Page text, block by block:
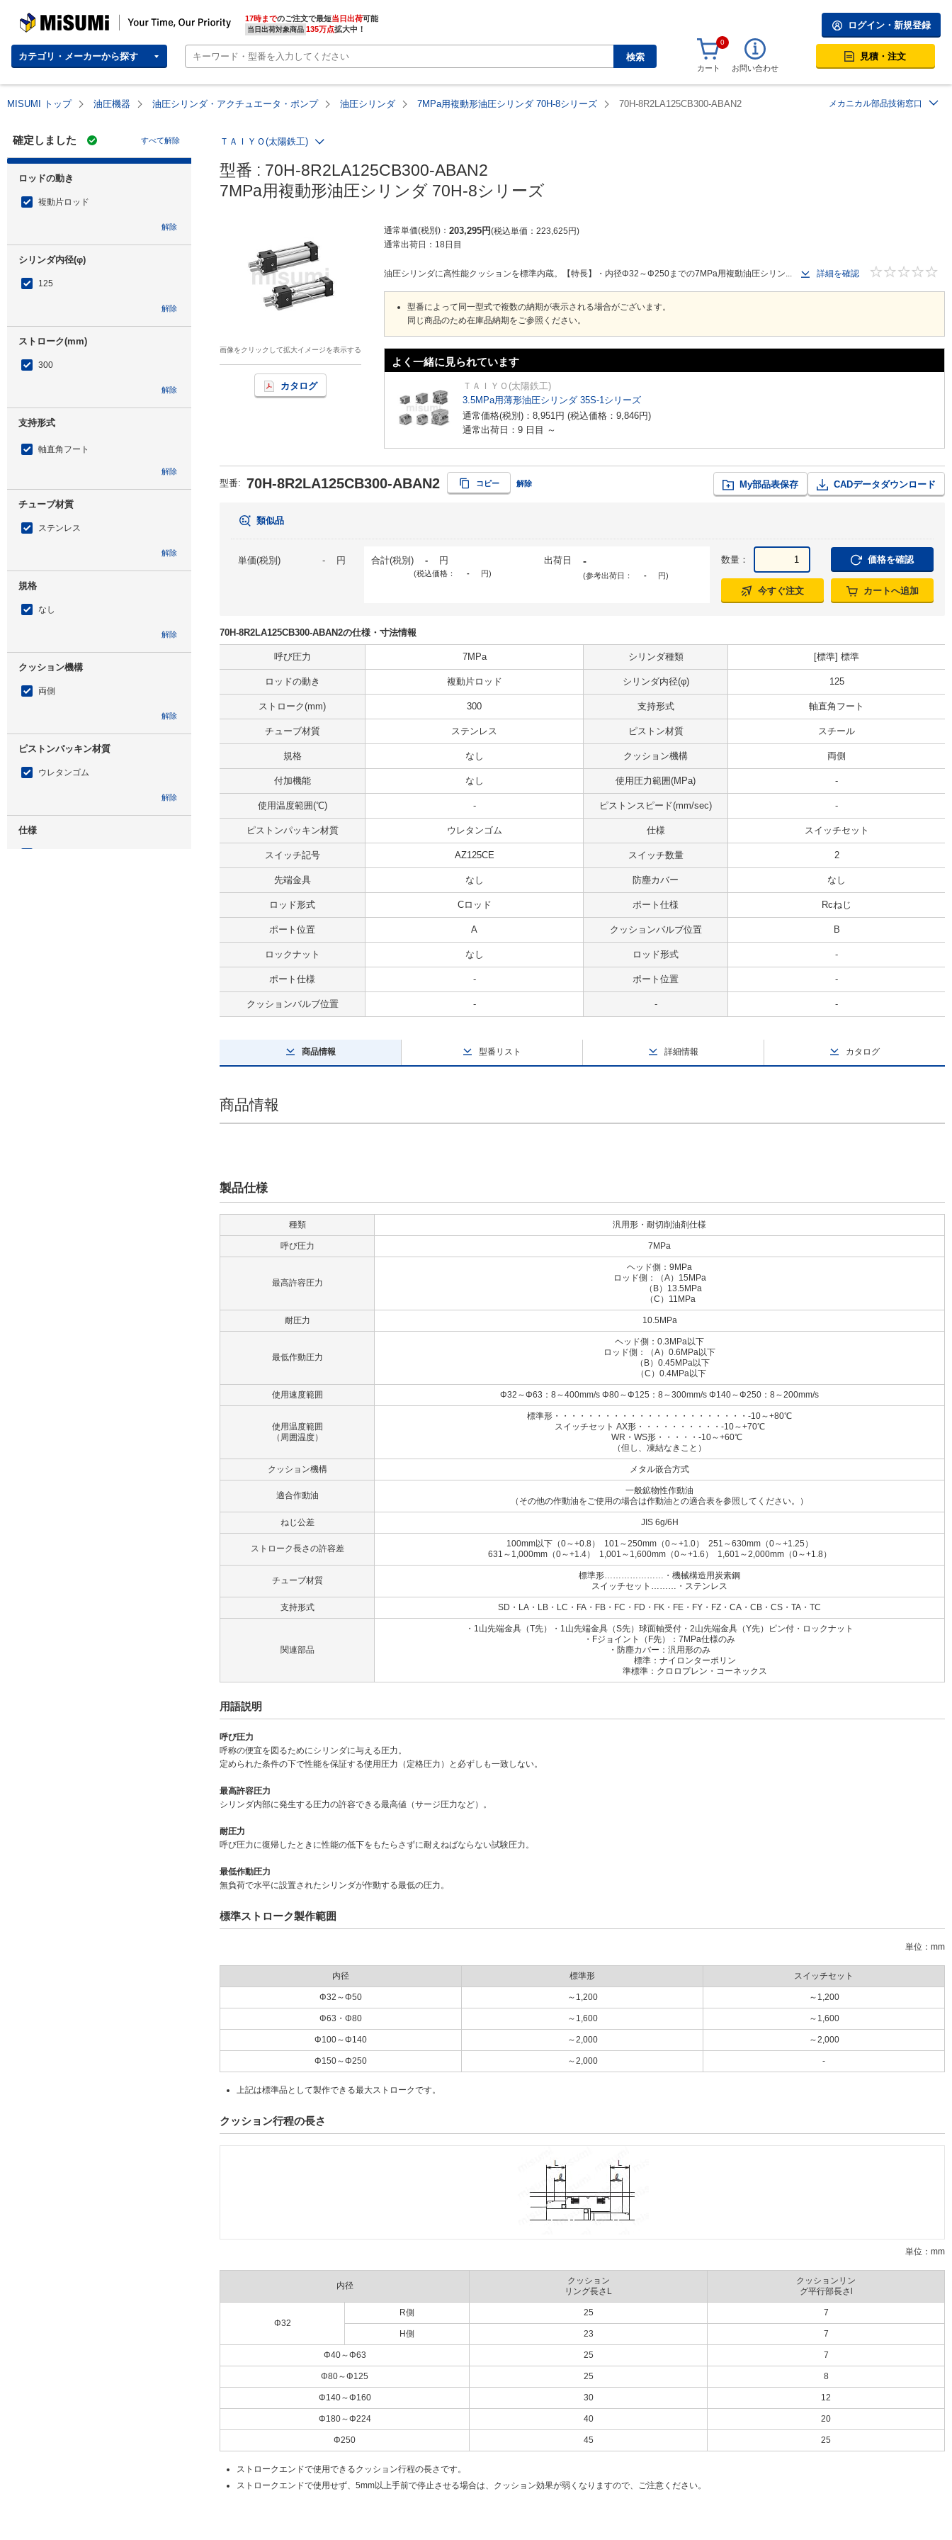
MISUMI | Your Time, Our Priority 17時までのご注文で最短当日出荷
当日出荷対象商品 135万点拡大中！
カテゴリ・メーカーから探す 検索
ログイン・新規登録
0
カート お問い合わせ
見積・注文
MISUMI トップ 油圧機器 油圧シリンダ・アクチュエータ・ポンプ 油圧シリンダ 7MPa用複動形油圧シリンダ 70H-8シリーズ 70H-8R2LA125CB300-ABAN2 メカニカル部品技術窓口
確定しました すべて解除
ロッドの動き
複動片ロッド
解除
シリンダ内径(φ)
125
解除
ストローク(mm)
300
解除
支持形式
軸直角フート
解除
チューブ材質
ステンレス
解除
規格
なし
解除
クッション機構
両側
解除
ピストンパッキン材質
ウレタンゴム
解除
仕様
ＴＡＩＹＯ(太陽鉄工)
型番 : 70H-8R2LA125CB300-ABAN2
7MPa用複動形油圧シリンダ 70H-8シリーズ
画像をクリックして拡大イメージを表示する
カタログ
通常単価(税別) 203,295円 税込単価 223,625円
通常出荷日： 18日目
油圧シリンダに高性能クッションを標準内蔵。【特長】・内径Φ32～Φ250までの7MPa用複動油圧シリン... 詳細を確認
型番によって同一型式で複数の納期が表示される場合がございます。
同じ商品のため在庫品納期をご参照ください。
よく一緒に見られています
ＴＡＩＹＯ(太陽鉄工)
3.5MPa用薄形油圧シリンダ 35S-1シリーズ
通常価格(税別)： 8,951円 (税込価格： 9,846円)
通常出荷日：9 日目 ～
型番: 70H-8R2LA125CB300-ABAN2 コピー 解除 My部品表保存 CADデータダウンロード
類似品
単価(税別) - 円 合計(税別) - 円
(税込価格： - 円)
出荷日 -
(参考出荷日： - 円)
数量： 価格を確認
今すぐ注文 カートへ追加
70H-8R2LA125CB300-ABAN2の仕様・寸法情報
呼び圧力 7MPa シリンダ種類 [標準] 標準
ロッドの動き 複動片ロッド シリンダ内径(φ) 125
ストローク(mm) 300 支持形式 軸直角フート
チューブ材質 ステンレス ピストン材質 スチール
規格 なし クッション機構 両側
付加機能 なし 使用圧力範囲(MPa) -
使用温度範囲(℃) - ピストンスピード(mm/sec) -
ピストンパッキン材質 ウレタンゴム 仕様 スイッチセット
スイッチ記号 AZ125CE スイッチ数量 2
先端金具 なし 防塵カバー なし
ロッド形式 Cロッド ポート仕様 Rcねじ
ポート位置 A クッションバルブ位置 B
ロックナット なし ロッド形式 -
ポート仕様 - ポート位置 -
クッションバルブ位置 - - -
商品情報 型番リスト 詳細情報 カタログ
商品情報
製品仕様
種類 汎用形・耐切削油剤仕様
呼び圧力 7MPa
最高許容圧力
ヘッド側：9MPa
ロッド側：（A）15MPa
（B）13.5MPa
（C）11MPa
耐圧力 10.5MPa
最低作動圧力
ヘッド側：0.3MPa以下
ロッド側：（A）0.6MPa以下
（B）0.45MPa以下
（C）0.4MPa以下
使用速度範囲 Φ32～Φ63：8～400mm/s Φ80～Φ125：8～300mm/s Φ140～Φ250：8～200mm/s
使用温度範囲
（周囲温度）
標準形・・・・・・・・・・・・・・・・・・・・・・・-10～+80℃
スイッチセット AX形・・・・・・・・・・-10～+70℃
WR・WS形・・・・・-10～+60℃
（但し、凍結なきこと）
クッション機構 メタル嵌合方式
適合作動油
一般鉱物性作動油
（その他の作動油をご使用の場合は作動油との適合表を参照してください。）
ねじ公差 JIS 6g/6H
ストローク長さの許容差
100mm以下（0～+0.8） 101～250mm（0～+1.0） 251～630mm（0～+1.25）
631～1,000mm（0～+1.4） 1,001～1,600mm（0～+1.6） 1,601～2,000mm（0～+1.8）
チューブ材質
標準形…………………・機械構造用炭素鋼
スイッチセット………・ステンレス
支持形式 SD・LA・LB・LC・FA・FB・FC・FD・FK・FE・FY・FZ・CA・CB・CS・TA・TC
関連部品
・1山先端金具（T先）・1山先端金具（S先）球面軸受付・2山先端金具（Y先）ピン付・ロックナット
・Fジョイント（F先）：7MPa仕様のみ
・防塵カバー：汎用形のみ
標準：ナイロンターポリン
準標準：クロロプレン・コーネックス
用語説明
呼び圧力
呼称の便宜を図るためにシリンダに与える圧力。
定められた条件の下で性能を保証する使用圧力（定格圧力）と必ずしも一致しない。
最高許容圧力
シリンダ内部に発生する圧力の許容できる最高値（サージ圧力など）。
耐圧力
呼び圧力に復帰したときに性能の低下をもたらさずに耐えねばならない試験圧力。
最低作動圧力
無負荷で水平に設置されたシリンダが作動する最低の圧力。
標準ストローク製作範囲
単位：mm
内径 標準形 スイッチセット
Φ32～Φ50 ～1,200 ～1,200
Φ63・Φ80 ～1,600 ～1,600
Φ100～Φ140 ～2,000 ～2,000
Φ150～Φ250 ～2,000 -
上記は標準品として製作できる最大ストロークです。
クッション行程の長さ
単位：mm
内径
クッション
リング長さL
クッションリン
グ平行部長さl
Φ32
R側 25 7
H側 23 7
Φ40～Φ63 25 7
Φ80～Φ125 25 8
Φ140～Φ160 30 12
Φ180～Φ224 40 20
Φ250 45 25
ストロークエンドで使用できるクッション行程の長さです。
ストロークエンドで使用せず、5mm以上手前で停止させる場合は、クッション効果が弱くなりますので、ご注意ください。